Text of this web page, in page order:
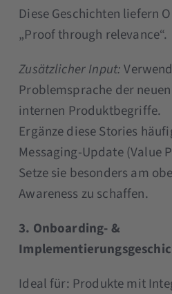
Diese Geschichten liefern
„Proof through relevance“.
Zusätzlicher Input:
Problemsprache der
internen Produktbegriffe.
Ergänze diese Stories
Messaging-Update (Value
Setze sie besonders am
Awareness zu schaffen.
3. Onboarding- &
Ideal für: Produkte mit